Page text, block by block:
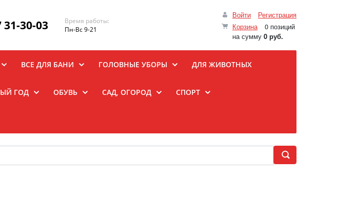
Войти
Регистрация
Корзина
0 позиций
на сумму 0 руб.
31-30-03
Время работы:
Пн-Вс 9-21
ВСЕ ДЛЯ БАНИ ГОЛОВНЫЕ УБОРЫ ДЛЯ ЖИВОТНЫХ
ГОД ОБУВЬ САД, ОГОРОД СПОРТ